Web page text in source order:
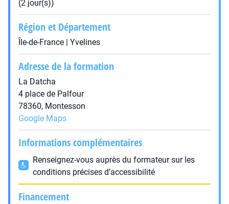
(2 jour(s))
Région et Département
Île-de-France | Yvelines
Adresse de la formation
La Datcha
4 place de Palfour
78360, Montesson
Google Maps
Informations complémentaires
Renseignez-vous auprès du formateur sur les
conditions précises d’accessibilité
Financement